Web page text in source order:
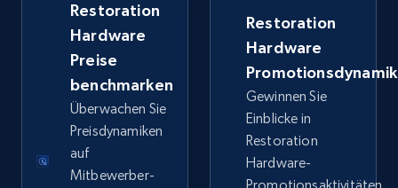
URL, Title, Available, Description, Currency, Initial
price, Final price, Discount percent, and more.
Jetzt anfangen
Restoration
Hardware
Preise
benchmarken
Überwachen Sie
Preisdynamiken
auf
Mitbewerber-
Restoration
Hardware
Gewinnen Sie
Einblicke in
Restoration
Hardware-